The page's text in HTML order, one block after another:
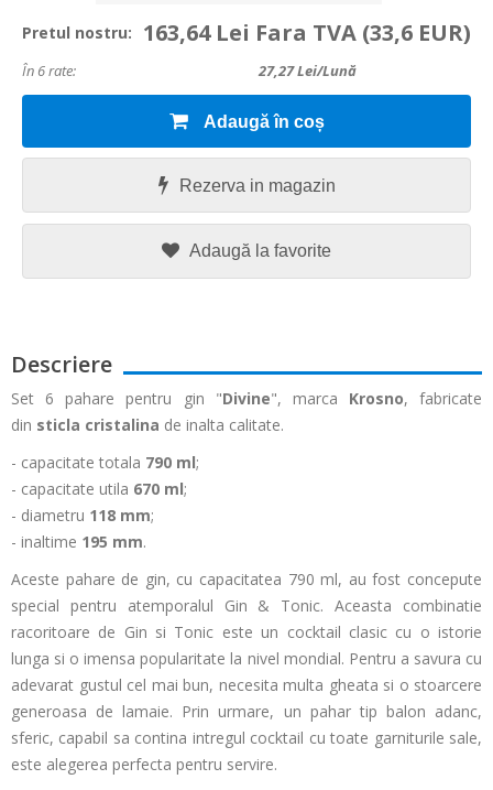
Pretul nostru: 163,64 Lei Fara TVA (33,6 EUR)
În 6 rate: 27,27Lei/lună
Adaugă în coș
Rezerva in magazin
Adaugă la favorite
Descriere
Set 6 pahare pentru gin "Divine", marca Krosno, fabricate
din sticla cristalina de inalta calitate.
- capacitate totala 790 ml;
- capacitate utila 670 ml;
- diametru 118 mm;
- inaltime 195 mm.
Aceste pahare de gin, cu capacitatea 790 ml, au fost concepute
special pentru atemporalul Gin & Tonic. Aceasta combinatie
racoritoare de Gin si Tonic este un cocktail clasic cu o istorie
lunga si o imensa popularitate la nivel mondial. Pentru a savura cu
adevarat gustul cel mai bun, necesita multa gheata si o stoarcere
generoasa de lamaie. Prin urmare, un pahar tip balon adanc,
sferic, capabil sa contina intregul cocktail cu toate garniturile sale,
este alegerea perfecta pentru servire.